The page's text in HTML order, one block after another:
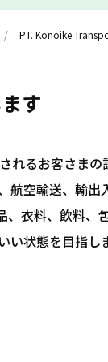
PT. Konoike
す
れるお客さま
航空輸送、輸
衣料、飲料
状態を目指し